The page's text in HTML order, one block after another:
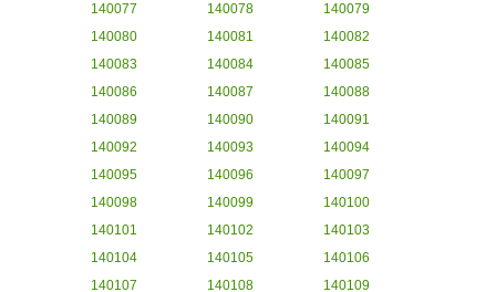
140077
140078
140079
140080
140081
140082
140083
140084
140085
140086
140087
140088
140089
140090
140091
140092
140093
140094
140095
140096
140097
140098
140099
140100
140101
140102
140103
140104
140105
140106
140107
140108 140109